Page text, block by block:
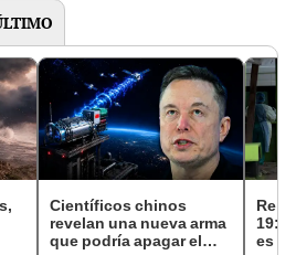
Científicos chinos
revelan una nueva arma
que podría apagar el
19:
es